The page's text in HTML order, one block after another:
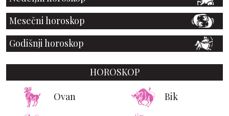
Mesečni horoskop
Godišnji horoskop
HOROSKOP
Ovan Bik